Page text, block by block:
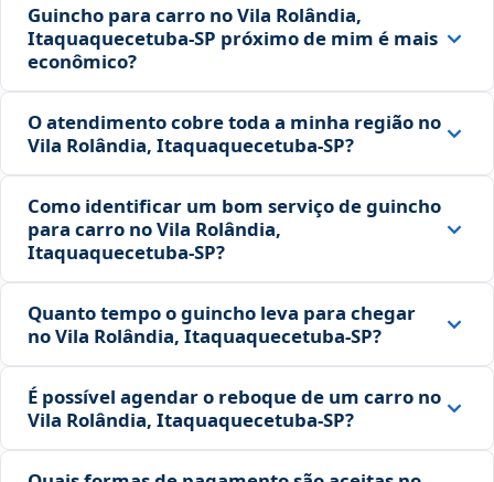
Guincho para carro no Vila Rolândia,
Itaquaquecetuba‑SP próximo de mim é mais
econômico?
O atendimento cobre toda a minha região no
Vila Rolândia, Itaquaquecetuba‑SP?
Como identificar um bom serviço de guincho
para carro no Vila Rolândia,
Itaquaquecetuba‑SP?
Quanto tempo o guincho leva para chegar
no Vila Rolândia, Itaquaquecetuba‑SP?
É possível agendar o reboque de um carro no
Vila Rolândia, Itaquaquecetuba‑SP?